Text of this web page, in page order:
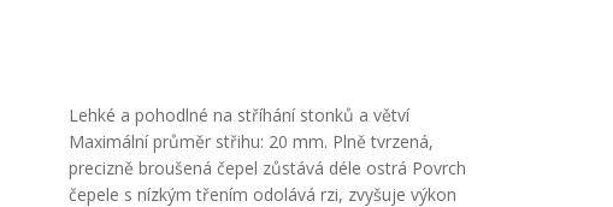
Lehké a pohodlné na stříhání stonků a větví
Maximální průměr střihu: 20 mm. Plně tvrzená,
precizně broušená čepel zůstává déle ostrá Povrch
čepele s nízkým třením odolává rzi, zvyšuje výkon